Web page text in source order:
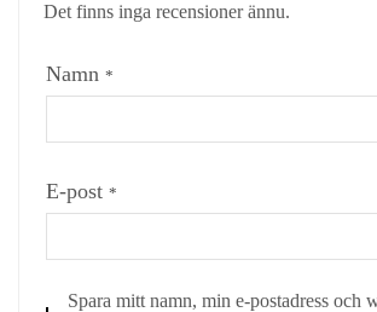
Det finns inga recensioner ännu.
Namn *
E-post *
Spara mitt namn, min e-postadress och